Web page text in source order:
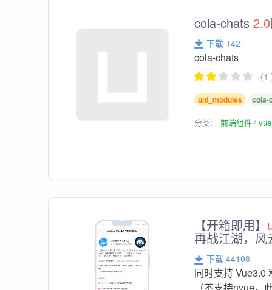
cola-chats 2.0
下载 142
cola-chats
（
uni_modules cola-
分类：前端组件
【开箱即用】
再战江湖，风
下载 44108
同时支持 Vue3.0